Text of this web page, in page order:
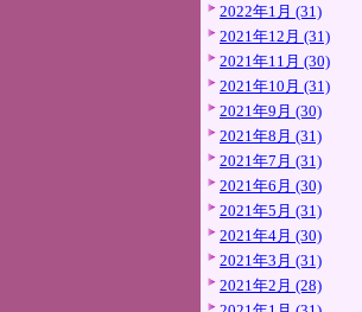
2022年1月 (31)
2021年12月 (31)
2021年11月 (30)
2021年10月 (31)
2021年9月 (30)
2021年8月 (31)
2021年7月 (31)
2021年6月 (30)
2021年5月 (31)
2021年4月 (30)
2021年3月 (31)
2021年2月 (28)